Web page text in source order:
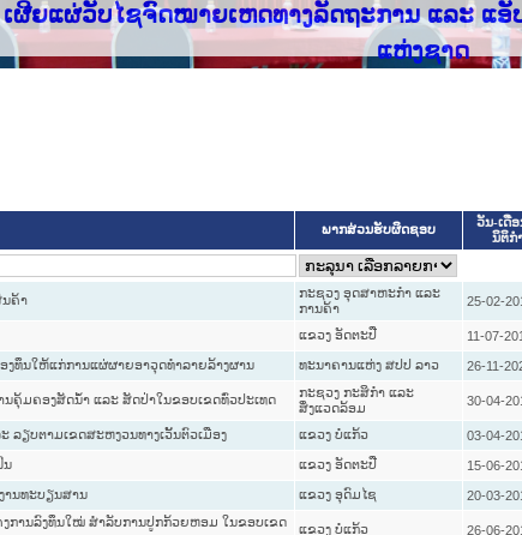
ໄຊຈົດໝາຍເຫດທາງລັດຖະການ ແລະ ແອັບກົດໝາຍ
ພາກສ່ວນຮັບຜິດຊອບ
ວັນ-ເດື
ນິຕິກໍ
ນຄ້າ
ກະຊວງ ອຸດສາຫະກຳ ແລະ
ການຄ້າ
25-02-
ແຂວງ ອັດຕະປື 11-07-
ທຶນໃຫ້ແກ່ການແຜ່ຜາຍອາວຸດທໍາລາຍລ້າງຜານ ທະນາຄານແຫ່ງ ສປປ ລາວ 26-11-
ນຄຸ້ມຄອງສັດນ້ຳ ແລະ ສັດປ່າໃນຂອບເຂດທົ່ວປະເທດ
ກະຊວງ ກະສິກຳ ແລະ
ສິ່ງແວດລ້ອມ
30-04-
ຽບຕາມເຂດສະຫງວນທາງເວັ້ນຕົວເມືອງ ແຂວງ ບໍ່ແກ້ວ 03-04-
ນ ແຂວງ ອັດຕະປື 15-06-
ານທະບຽນສານ ແຂວງ ອຸດົມໄຊ 20-03-
ງການລົງທຶນໃໝ່ ສຳລັບການປູກກ້ວຍຫອມ ໃນຂອບເຂດ
ແຂວງ ບໍ່ແກ້ວ 26-06-